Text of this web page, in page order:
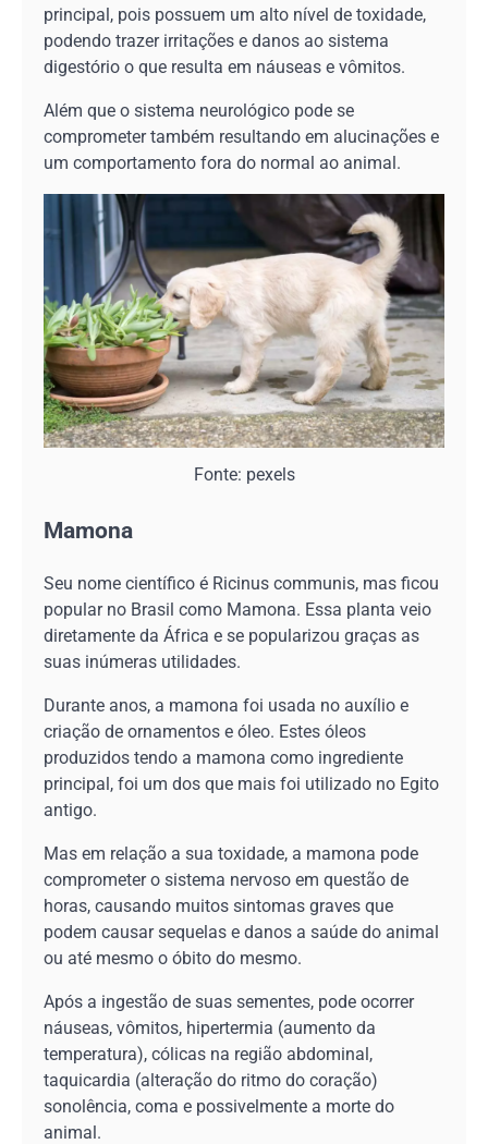
principal, pois possuem um alto nível de toxidade,
podendo trazer irritações e danos ao sistema
digestório o que resulta em náuseas e vômitos.
Além que o sistema neurológico pode se
comprometer também resultando em alucinações e
um comportamento fora do normal ao animal.
Fonte: pexels
Mamona
Seu nome científico é Ricinus communis, mas ficou
popular no Brasil como Mamona. Essa planta veio
diretamente da África e se popularizou graças as
suas inúmeras utilidades.
Durante anos, a mamona foi usada no auxílio e
criação de ornamentos e óleo. Estes óleos
produzidos tendo a mamona como ingrediente
principal, foi um dos que mais foi utilizado no Egito
antigo.
Mas em relação a sua toxidade, a mamona pode
comprometer o sistema nervoso em questão de
horas, causando muitos sintomas graves que
podem causar sequelas e danos a saúde do animal
ou até mesmo o óbito do mesmo.
Após a ingestão de suas sementes, pode ocorrer
náuseas, vômitos, hipertermia (aumento da
temperatura), cólicas na região abdominal,
taquicardia (alteração do ritmo do coração)
sonolência, coma e possivelmente a morte do
animal.